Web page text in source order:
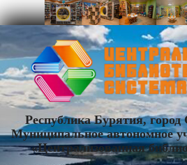
Республика Бурятия, город
Муниципальное автономное
«Централизованная